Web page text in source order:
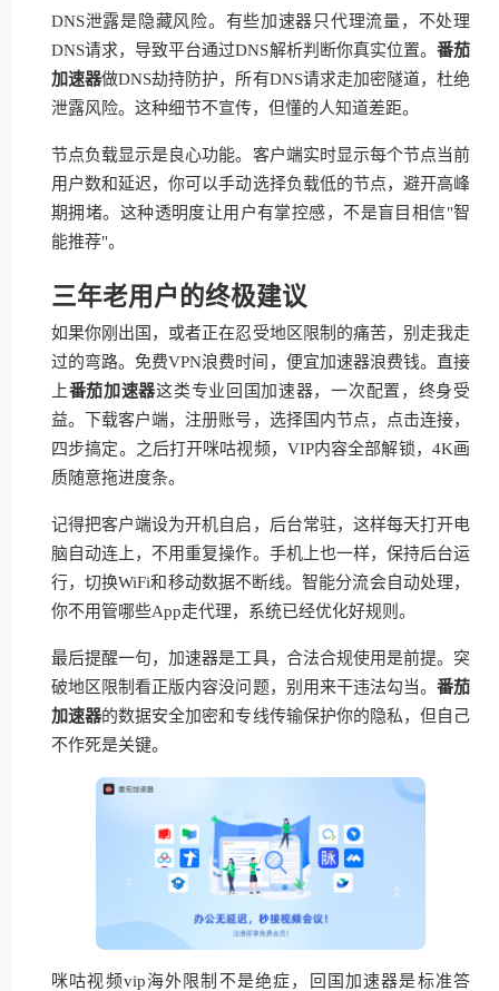
DNS泄露是隐藏风险。有些加速器只代理流量，不处理
DNS请求，导致平台通过DNS解析判断你真实位置。 番茄
加速器做DNS劫持防护，所有DNS请求走加密隧道，杜绝
泄露风险。这种细节不宣传，但懂的人知道差距。
节点负载显示是良心功能。客户端实时显示每个节点当前
用户数和延迟，你可以手动选择负载低的节点，避开高峰
期拥堵。这种透明度让用户有掌控感，不是盲目相信"智
能推荐"。
三年老用户的终极建议
如果你刚出国，或者正在忍受地区限制的痛苦，别走我走
过的弯路。免费VPN浪费时间，便宜加速器浪费钱。直接
上番茄加速器这类专业回国加速器，一次配置，终身受
益。下载客户端，注册账号，选择国内节点，点击连接，
四步搞定。之后打开咪咕视频，VIP内容全部解锁，4K画
质随意拖进度条。
记得把客户端设为开机自启，后台常驻，这样每天打开电
脑自动连上，不用重复操作。手机上也一样，保持后台运
行，切换WiFi和移动数据不断线。智能分流会自动处理，
你不用管哪些App走代理，系统已经优化好规则。
最后提醒一句，加速器是工具，合法合规使用是前提。突
破地区限制看正版内容没问题，别用来干违法勾当。 番茄
加速器的数据安全加密和专线传输保护你的隐私，但自己
不作死是关键。
咪咕视频vip海外限制不是绝症，回国加速器是标准答